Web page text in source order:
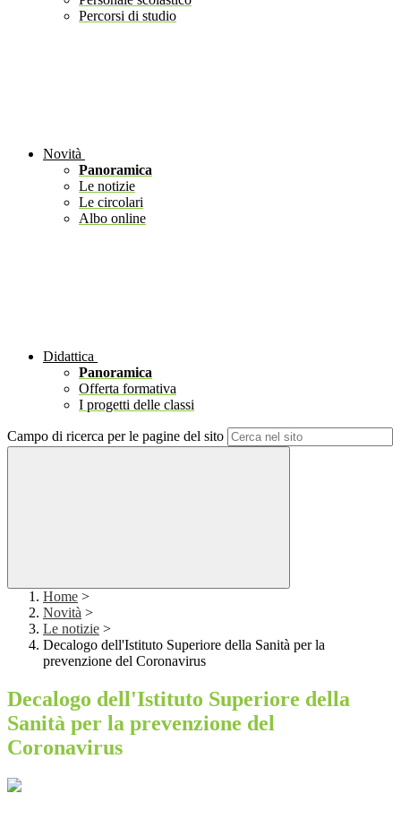
Percorsi di studio
Novità
Panoramica
Le notizie
Le circolari
Albo online
Didattica
Panoramica
Offerta formativa
I progetti delle classi
Campo di ricerca per le pagine del sito
Home >
Novità >
Le notizie >
Decalogo dell'Istituto Superiore della Sanità per la
prevenzione del Coronavirus
Decalogo dell'Istituto Superiore della
Sanità per la prevenzione del
Coronavirus